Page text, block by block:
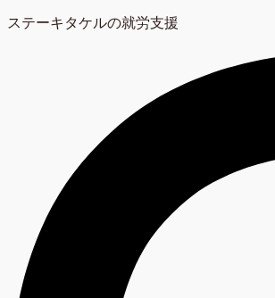
ステーキタケルの就労支援